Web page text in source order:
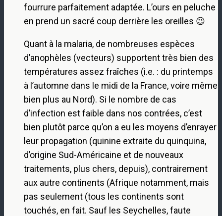
fourrure parfaitement adaptée. L’ours en peluche
en prend un sacré coup derrière les oreilles 😉
Quant à la malaria, de nombreuses espèces
d’anophèles (vecteurs) supportent très bien des
températures assez fraîches (i.e. : du printemps
à l’automne dans le midi de la France, voire même
bien plus au Nord). Si le nombre de cas
d’infection est faible dans nos contrées, c’est
bien plutôt parce qu’on a eu les moyens d’enrayer
leur propagation (quinine extraite du quinquina,
d’origine Sud-Américaine et de nouveaux
traitements, plus chers, depuis), contrairement
aux autre continents (Afrique notamment, mais
pas seulement (tous les continents sont
touchés, en fait. Sauf les Seychelles, faute